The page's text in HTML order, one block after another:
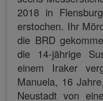
2018 in
erstochen. Ihr
die BRD
die 14-jährige
einem Iraker
Manuela, 16
Neustadt von